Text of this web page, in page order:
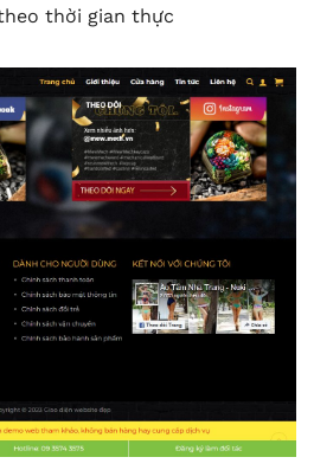
thời gian thực